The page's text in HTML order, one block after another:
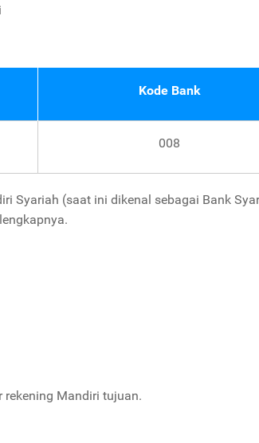
Kode Bank
008
Syariah (saat ini dikenal sebagai Bank
Mandiri tujuan.